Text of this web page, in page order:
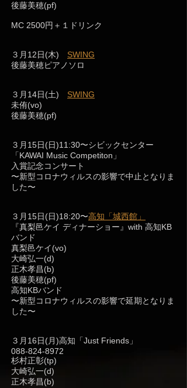
後藤美穂(pf)
MC 2500円＋１ドリンク
３月12日(木) SWING
後藤美穂ピアノソロ
３月14日(土) SWING
未侑(vo)
後藤美穂(pf)
３月15日(日)11:30〜シビックセンター
「KAWAI Music Competiton」
入賞記念コンサート
〜新型コロナウィルスの影響で中止となりま
した〜
３月15日(日)18:20〜高知「城西館」
『真梨邑ケイ ディナーショー』with 高知KB
バンド
真梨邑ケイ(vo)
大崎弘一(d)
正木孝昌(b)
後藤美穂(pf)
高知KBバンド
〜新型コロナウィルスの影響で延期となりま
した〜
３月16日(月)高知「Just Friends」
088-824-8972
杉村正彰(tp)
大崎弘一(d)
正木孝昌(b)